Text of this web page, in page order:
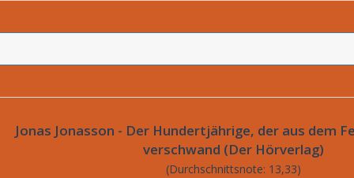
Jonas Jonasson - Der Hundertjährige, der aus dem
verschwand (Der Hörverlag)
(Durchschnittsnote: 13,33)